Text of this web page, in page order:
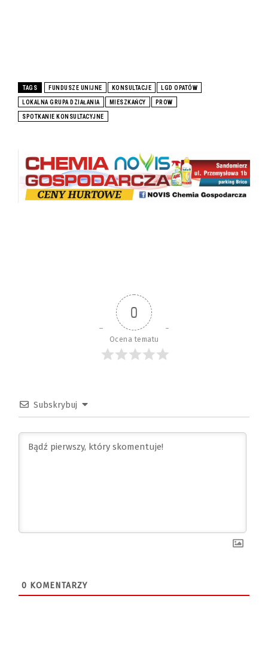
TAGS FUNDUSZE UNIJNE KONSULTACJE LGD OPATÓW
LOKALNA GRUPA DZIAŁANIA MIESZKAŃCY PROW
SPOTKANIE KONSULTACYJNE
0
Ocena tematu
Subskrybuj
0 KOMENTARZY